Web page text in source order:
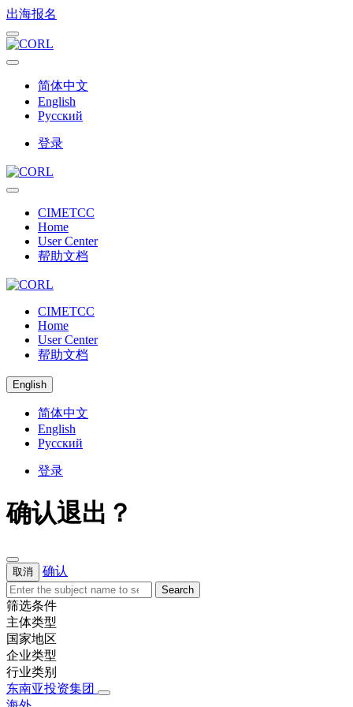
出海报名
简体中文
English
Русский
登录
CIMETCC
Home
User Center
帮助文档
CIMETCC
Home
User Center
帮助文档
English
简体中文
English
Русский
登录
确认退出？
取消 确认
Search
筛选条件
主体类型
国家地区
企业类型
行业类别
东南亚投资集团